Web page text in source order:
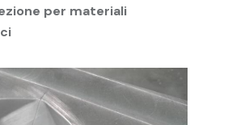
per materiali